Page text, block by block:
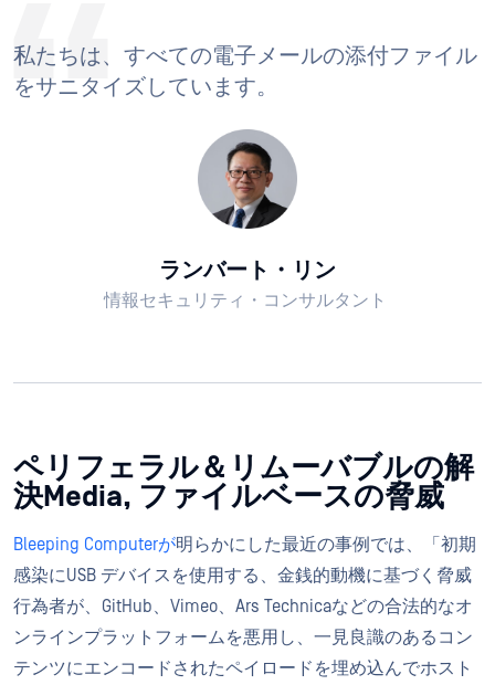
私たちは、すべての電子メールの添付ファイル
をサニタイズしています。
ランバート・リン
情報セキュリティ・コンサルタント
ペリフェラル＆リムーバブルの解
決Media, ファイルベースの脅威
Bleeping Computerが明らかにした最近の事例では、「初期
感染にUSB デバイスを使用する、金銭的動機に基づく脅威
行為者が、GitHub、Vimeo、Ars Technicaなどの合法的なオ
ンラインプラットフォームを悪用し、一見良識のあるコン
テンツにエンコードされたペイロードを埋め込んでホスト